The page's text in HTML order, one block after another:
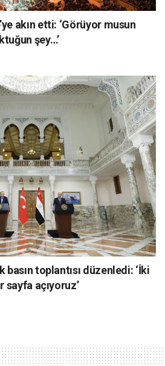
akın etti: ‘Görüyor musun
şey…’
toplantısı düzenledi: ‘İki
sayfa açıyoruz’